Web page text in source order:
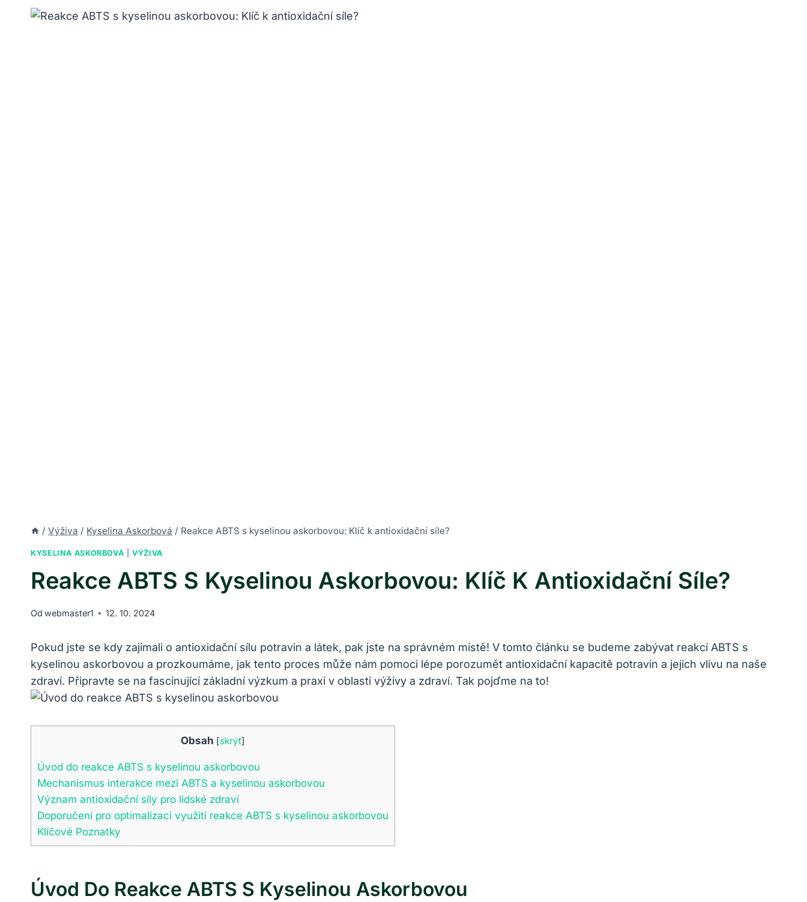
/ Výživa / Kyselina Askorbová / Reakce ABTS s kyselinou askorbovou: Klíč k antioxidační síle?
KYSELINA ASKORBOVÁ |VÝŽIVA
Reakce ABTS S Kyselinou Askorbovou: Klíč K Antioxidační Síle?
Od webmaster1 12. 10. 2024
Pokud jste se kdy zajímali o antioxidační sílu potravin a látek, pak jste na správném místě! V tomto článku se budeme zabývat reakcí ABTS s
kyselinou askorbovou a prozkoumáme, jak tento proces může nám pomoci lépe porozumět antioxidační kapacitě potravin a jejich vlivu na naše
zdraví. Připravte se na fascinující základní výzkum a praxi v oblasti výživy a zdraví. Tak pojďme na to!
Obsah [skrýt]
Úvod do reakce ABTS s kyselinou askorbovou
Mechanismus interakce mezi ABTS a kyselinou askorbovou
Význam antioxidační síly pro lidské zdraví
Doporučení pro optimalizaci využití reakce ABTS s kyselinou askorbovou
Klíčové Poznatky
Úvod Do Reakce ABTS S Kyselinou Askorbovou